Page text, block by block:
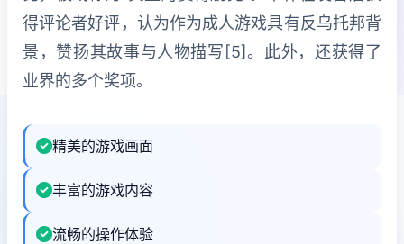
得评论者好评，认为作为成人游戏具有反乌托邦背
景，赞扬其故事与人物描写[5]。此外，还获得了
业界的多个奖项。
精美的游戏画面
丰富的游戏内容
流畅的操作体验